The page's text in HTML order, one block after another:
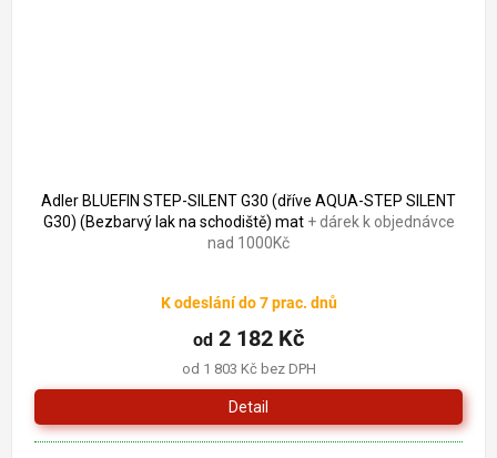
Adler BLUEFIN STEP-SILENT G30 (dříve AQUA-STEP SILENT
G30) (Bezbarvý lak na schodiště) mat + dárek k objednávce
nad 1000Kč
hodnocení
produktu
je
5,0
z
5
hvězdiček.
K odeslání do 7 prac. dnů
od 1 803 Kč bez DPH
od 2 182 Kč
Detail